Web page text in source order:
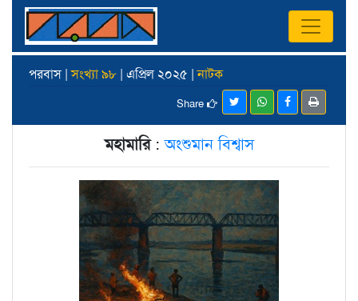
পরবাস |সংখ্যা ৯৮ | এপ্রিল ২০২৫ |নাটক
Share
মহামারি:অংশুমান বিশ্বাস